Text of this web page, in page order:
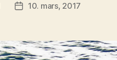
Publiseringsdato
10. mars, 2017